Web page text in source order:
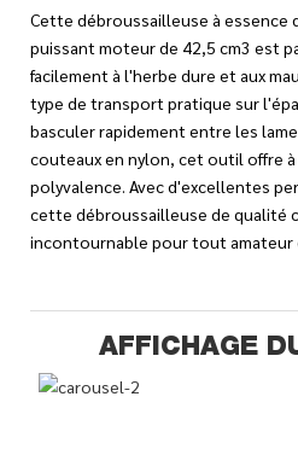
Cette débroussailleuse à essence
puissant moteur de 42,5 cm3 est
facilement à l'herbe dure et aux
type de transport pratique sur
basculer rapidement entre les
couteaux en nylon, cet outil offre
polyvalence. Avec d'excellentes
cette débroussailleuse de qualité
incontournable pour tout amateur
AFFICHAGE